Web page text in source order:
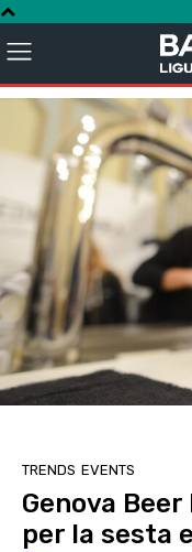
TRENDS EVENTS
Genova
per la sesta